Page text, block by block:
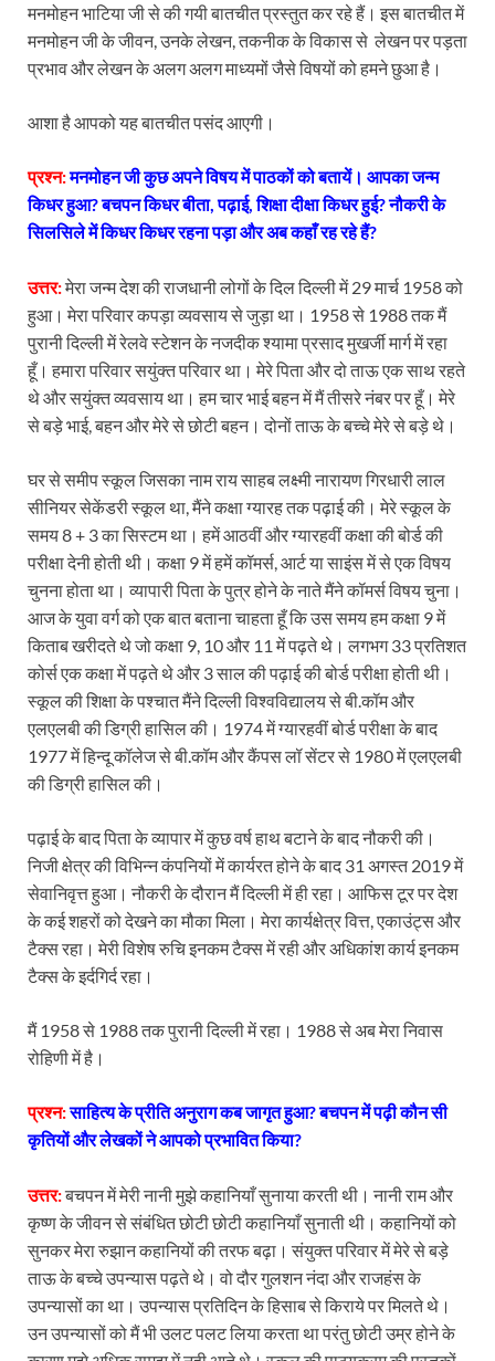
मनमोहन भाटिया जी से की गयी बातचीत प्रस्तुत कर रहे हैं। इस बातचीत में
मनमोहन जी के जीवन, उनके लेखन, तकनीक के विकास से लेखन पर पड़ता
प्रभाव और लेखन के अलग अलग माध्यमों जैसे विषयों को हमने छुआ है।
आशा है आपको यह बातचीत पसंद आएगी।
प्रश्न:मनमोहन जी कुछ अपने विषय में पाठकों को बतायें। आपका जन्म
किधर हुआ? बचपन किधर बीता, पढ़ाई, शिक्षा दीक्षा किधर हुई? नौकरी के
सिलसिले में किधर किधर रहना पड़ा और अब कहाँ रह रहे हैं?
उत्तर:मेरा जन्म देश की राजधानी लोगों के दिल दिल्ली में 29 मार्च 1958 को
हुआ। मेरा परिवार कपड़ा व्यवसाय से जुड़ा था। 1958 से 1988 तक मैं
पुरानी दिल्ली में रेलवे स्टेशन के नजदीक श्यामा प्रसाद मुखर्जी मार्ग में रहा
हूँ। हमारा परिवार सयुंक्त परिवार था। मेरे पिता और दो ताऊ एक साथ रहते
थे और सयुंक्त व्यवसाय था। हम चार भाई बहन में मैं तीसरे नंबर पर हूँ। मेरे
से बड़े भाई, बहन और मेरे से छोटी बहन। दोनों ताऊ के बच्चे मेरे से बड़े थे।
घर से समीप स्कूल जिसका नाम राय साहब लक्ष्मी नारायण गिरधारी लाल
सीनियर सेकेंडरी स्कूल था, मैंने कक्षा ग्यारह तक पढ़ाई की। मेरे स्कूल के
समय 8 + 3 का सिस्टम था। हमें आठवीं और ग्यारहवीं कक्षा की बोर्ड की
परीक्षा देनी होती थी। कक्षा 9 में हमें कॉमर्स, आर्ट या साइंस में से एक विषय
चुनना होता था। व्यापारी पिता के पुत्र होने के नाते मैंने कॉमर्स विषय चुना।
आज के युवा वर्ग को एक बात बताना चाहता हूँ कि उस समय हम कक्षा 9 में
किताब खरीदते थे जो कक्षा 9, 10 और 11 में पढ़ते थे। लगभग 33 प्रतिशत
कोर्स एक कक्षा में पढ़ते थे और 3 साल की पढ़ाई की बोर्ड परीक्षा होती थी।
स्कूल की शिक्षा के पश्चात मैंने दिल्ली विश्वविद्यालय से बी.कॉम और
एलएलबी की डिग्री हासिल की। 1974 में ग्यारहवीं बोर्ड परीक्षा के बाद
1977 में हिन्दू कॉलेज से बी.कॉम और कैंपस लॉ सेंटर से 1980 में एलएलबी
की डिग्री हासिल की।
पढ़ाई के बाद पिता के व्यापार में कुछ वर्ष हाथ बटाने के बाद नौकरी की।
निजी क्षेत्र की विभिन्न कंपनियों में कार्यरत होने के बाद 31 अगस्त 2019 में
सेवानिवृत्त हुआ। नौकरी के दौरान मैं दिल्ली में ही रहा। आफिस टूर पर देश
के कई शहरों को देखने का मौका मिला। मेरा कार्यक्षेत्र वित्त, एकाउंट्स और
टैक्स रहा। मेरी विशेष रुचि इनकम टैक्स में रही और अधिकांश कार्य इनकम
टैक्स के इर्दगिर्द रहा।
मैं 1958 से 1988 तक पुरानी दिल्ली में रहा। 1988 से अब मेरा निवास
रोहिणी में है।
प्रश्न:साहित्य के प्रीति अनुराग कब जागृत हुआ? बचपन में पढ़ी कौन सी
कृतियों और लेखकों ने आपको प्रभावित किया?
उत्तर:बचपन में मेरी नानी मुझे कहानियाँ सुनाया करती थी। नानी राम और
कृष्ण के जीवन से संबंधित छोटी छोटी कहानियाँ सुनाती थी। कहानियों को
सुनकर मेरा रुझान कहानियों की तरफ बढ़ा। संयुक्त परिवार में मेरे से बड़े
ताऊ के बच्चे उपन्यास पढ़ते थे। वो दौर गुलशन नंदा और राजहंस के
उपन्यासों का था। उपन्यास प्रतिदिन के हिसाब से किराये पर मिलते थे।
उन उपन्यासों को मैं भी उलट पलट लिया करता था परंतु छोटी उम्र होने के